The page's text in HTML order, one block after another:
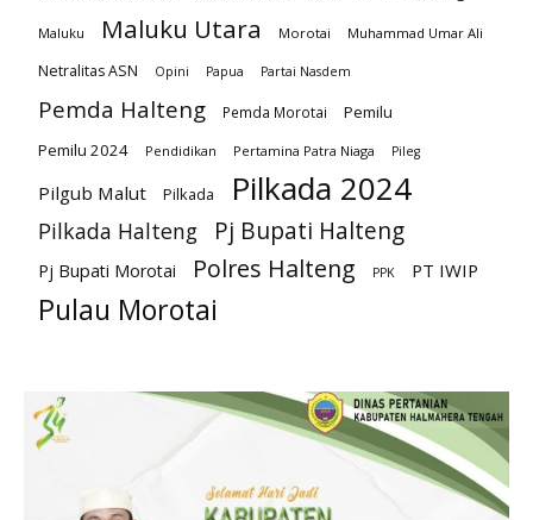
Maluku Maluku Utara Morotai Muhammad Umar Ali
Netralitas ASN Opini Papua Partai Nasdem
Pemda Halteng Pemda Morotai
Pemilu
Pemilu 2024
Pendidikan Pertamina Patra Niaga Pileg
Pilgub Malut Pilkada Pilkada 2024
Pilkada Halteng Pj Bupati Halteng
Pj Bupati Morotai Polres Halteng PPK PT IWIP
Pulau Morotai